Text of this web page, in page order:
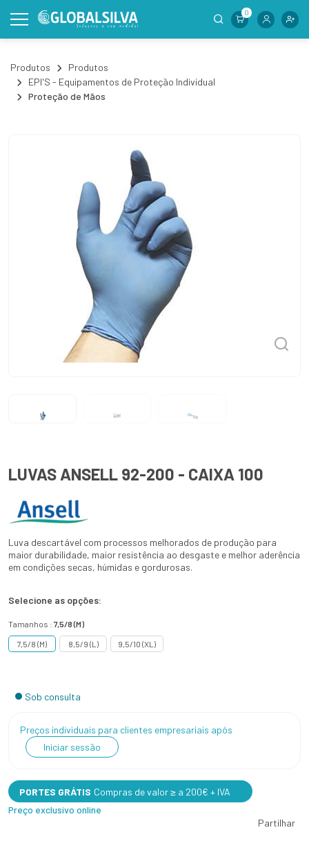
0
Produtos
Produtos
EPI'S - Equipamentos de Proteção Individual
Proteção de Mãos
LUVAS ANSELL 92-200 - CAIXA 100
Luva descartável com processos melhorados de produção para
maior durabilidade, maior resistência ao desgaste e melhor aderência
em condições secas, húmidas e gordurosas.
Selecione as opções:
Tamanhos : 7,5/8 (M)
7,5/8 (M) 8,5/9 (L) 9,5/10 (XL)
Sob consulta
Preços individuais para clientes empresariais após
Iniciar sessão
PORTES GRÁTIS Compras de valor ≥ a 200€ + IVA
Preço exclusivo online
Partilhar